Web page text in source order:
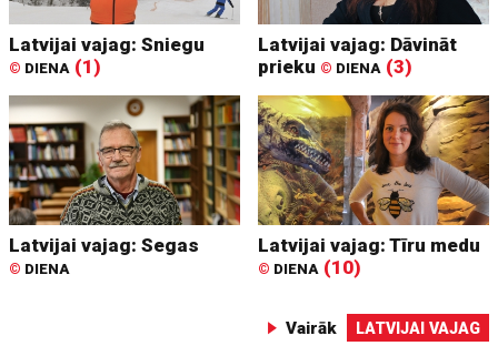
Latvijai vajag: Sniegu
© DIENA (1)
Latvijai vajag: Dāvināt
prieku © DIENA (3)
Latvijai vajag: Segas
© DIENA
Latvijai vajag: Tīru medu
© DIENA (10)
Vairāk LATVIJAI VAJAG